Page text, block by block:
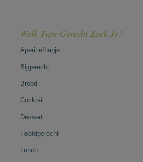
Welk Type Gerecht Zoek Je?
Aperitiefhapje
Bijgerecht
Brood
Cocktail
Dessert
Hoofdgerecht
Lunch